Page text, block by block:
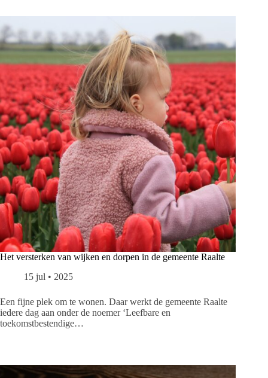
Het versterken van wijken en dorpen in de gemeente Raalte
15 jul • 2025
Een fijne plek om te wonen. Daar werkt de gemeente Raalte
iedere dag aan onder de noemer ‘Leefbare en
toekomstbestendige…